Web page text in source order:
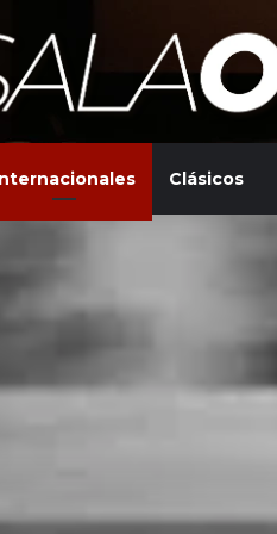
Clásicos